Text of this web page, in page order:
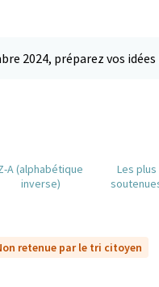
2024, préparez vos idées
A (alphabétique
inverse)
Les plus
retenue par le tri citoyen